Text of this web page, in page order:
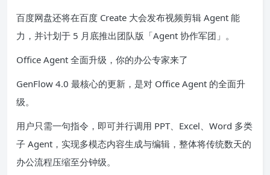
百度网盘还将在百度 Create 大会发布视频剪辑 Agent 能
力，并计划于 5 月底推出团队版「Agent 协作军团」。
Office Agent 全面升级，你的办公专家来了
GenFlow 4.0 最核心的更新，是对 Office Agent 的全面升
级。
用户只需一句指令，即可并行调用 PPT、Excel、Word 多类
子 Agent，实现多模态内容生成与编辑，整体将传统数天的
办公流程压缩至分钟级。